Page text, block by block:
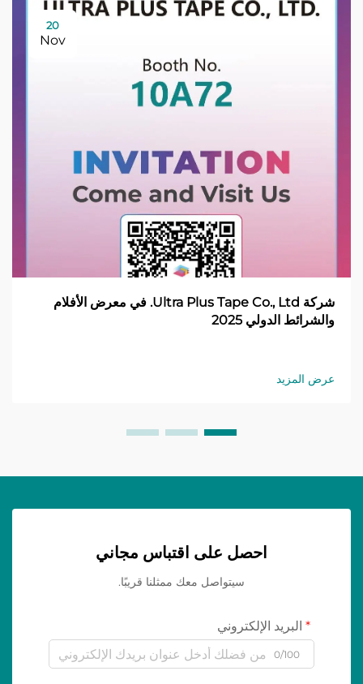
20
Nov
شركة Ultra Plus Tape Co., Ltd. في معرض الأفلام
والشرائط الدولي 2025
عرض المزيد
احصل على اقتباس مجاني
سيتواصل معك ممثلنا قريبًا.
البريد الإلكتروني
0/100